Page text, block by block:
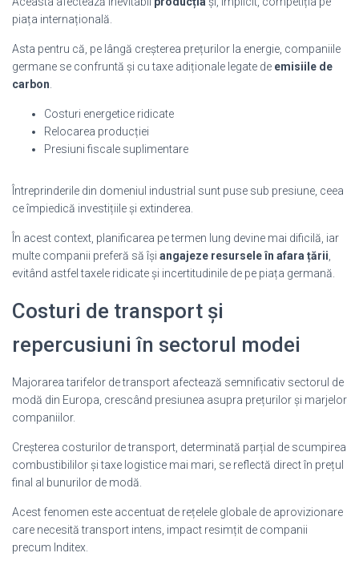
piața internațională.
Asta pentru că, pe lângă creșterea prețurilor la energie, companiile
germane se confruntă și cu taxe adiționale legate de emisiile de
carbon
Costuri energetice ridicate
Relocarea producției
Presiuni fiscale suplimentare
Întreprinderile din domeniul industrial sunt puse sub presiune, ceea
ce împiedică investițiile și extinderea.
În acest context, planificarea pe termen lung devine mai dificilă, iar
multe companii preferă să își angajeze resursele în afara țării
evitând astfel taxele ridicate și incertitudinile de pe piața germană.
Costuri de transport și
repercusiuni în sectorul modei
Majorarea tarifelor de transport afectează semnificativ sectorul de
modă din Europa, crescând presiunea asupra prețurilor și marjelor
companiilor.
Creșterea costurilor de transport, determinată parțial de scumpirea
combustibililor și taxe logistice mai mari, se reflectă direct în prețul
final al bunurilor de modă.
Acest fenomen este accentuat de rețelele globale de aprovizionare
care necesită transport intens, impact resimțit de companii
precum Inditex.